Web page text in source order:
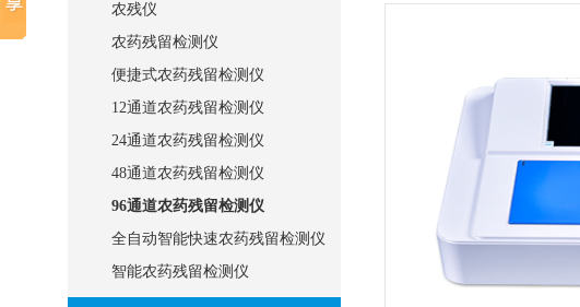
农残仪
农药残留检测仪
便捷式农药残留检测仪
12通道农药残留检测仪
24通道农药残留检测仪
48通道农药残留检测仪
96通道农药残留检测仪
全自动智能快速农药残留检测仪
智能农药残留检测仪